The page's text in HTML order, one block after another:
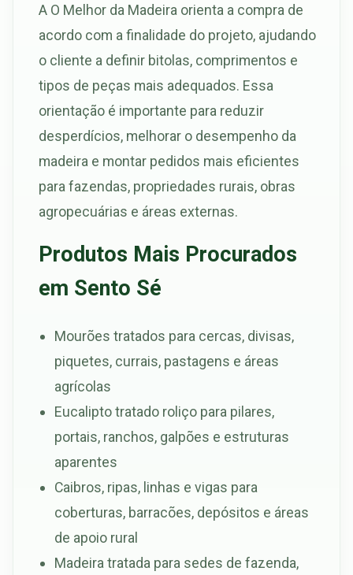
A O Melhor da Madeira orienta a compra de
acordo com a finalidade do projeto, ajudando
o cliente a definir bitolas, comprimentos e
tipos de peças mais adequados. Essa
orientação é importante para reduzir
desperdícios, melhorar o desempenho da
madeira e montar pedidos mais eficientes
para fazendas, propriedades rurais, obras
agropecuárias e áreas externas.
Produtos Mais Procurados
em Sento Sé
Mourões tratados para cercas, divisas,
piquetes, currais, pastagens e áreas
agrícolas
Eucalipto tratado roliço para pilares,
portais, ranchos, galpões e estruturas
aparentes
Caibros, ripas, linhas e vigas para
coberturas, barracões, depósitos e áreas
de apoio rural
Madeira tratada para sedes de fazenda,